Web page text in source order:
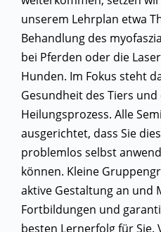
unserem Lehrplan etwa
Behandlung des
bei Pferden oder die
Hunden. Im Fokus steht
Gesundheit des Tiers
Heilungsprozess. Alle
ausgerichtet, dass Sie
problemlos selbst
können. Kleine
aktive Gestaltung an und
Fortbildungen und
besten Lernerfolg für Sie.